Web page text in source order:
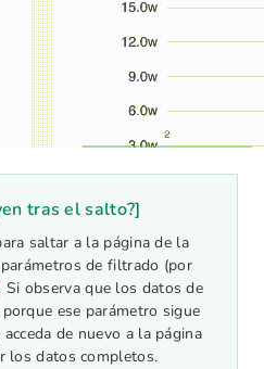
tras el salto?]
saltar a la página de la
de filtrado (por
Si observa que los datos de
ese parámetro sigue
de nuevo a la página
los datos completos.